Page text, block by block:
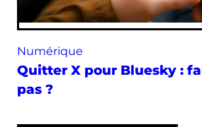
Numérique
Quitter X pour Bluesky :
pas ?